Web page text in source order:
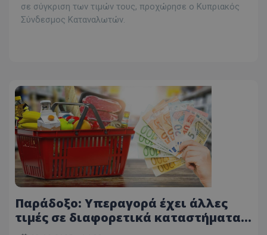
σε σύγκριση των τιμών τους, προχώρησε ο Κυπριακός
Σύνδεσμος Καταναλωτών.
Παράδοξο: Υπεραγορά έχει άλλες
τιμές σε διαφορετικά καταστήματα
της – Τα προϊόντα με τη μεγαλύτερη